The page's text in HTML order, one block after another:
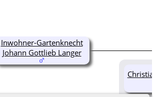
Inwohner-Gartenknecht
Johann Gottlieb Langer